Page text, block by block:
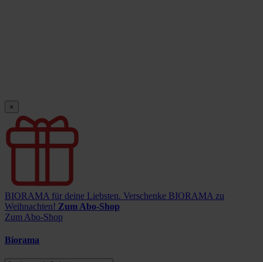
×
BIORAMA für deine Liebsten. Verschenke BIORAMA zu
Weihnachten! Zum Abo-Shop
Zum Abo-Shop
Biorama